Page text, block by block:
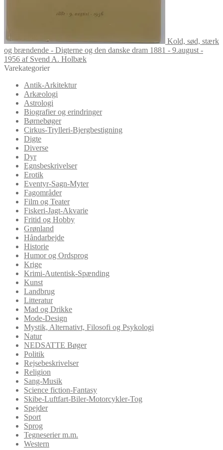
Kold, sød, stærk
og brændende - Digterne og den danske dram 1881 - 9.august -
1956 af Svend A. Holbæk
Varekategorier
Antik-Arkitektur
Arkæologi
Astrologi
Biografier og erindringer
Børnebøger
Cirkus-Trylleri-Bjergbestigning
Digte
Diverse
Dyr
Egnsbeskrivelser
Erotik
Eventyr-Sagn-Myter
Fagområder
Film og Teater
Fiskeri-Jagt-Akvarie
Fritid og Hobby
Grønland
Håndarbejde
Historie
Humor og Ordsprog
Krige
Krimi-Autentisk-Spænding
Kunst
Landbrug
Litteratur
Mad og Drikke
Mode-Design
Mystik, Alternativt, Filosofi og Psykologi
Natur
NEDSATTE Bøger
Politik
Rejsebeskrivelser
Religion
Sang-Musik
Science fiction-Fantasy
Skibe-Luftfart-Biler-Motorcykler-Tog
Spejder
Sport
Sprog
Tegneserier m.m.
Western